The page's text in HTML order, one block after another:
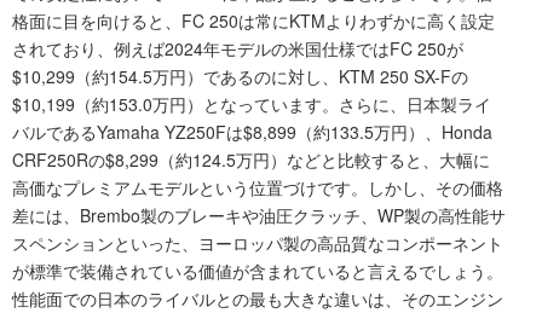
格面に目を向けると、FC 250は常にKTMよりわずかに高く設定
されており、例えば2024年モデルの米国仕様ではFC 250が
$10,299（約154.5万円）であるのに対し、KTM 250 SX-Fの
$10,199（約153.0万円）となっています。さらに、日本製ライ
バルであるYamaha YZ250Fは$8,899（約133.5万円）、Honda
CRF250Rの$8,299（約124.5万円）などと比較すると、大幅に
高価なプレミアムモデルという位置づけです。しかし、その価格
差には、Brembo製のブレーキや油圧クラッチ、WP製の高性能サ
スペンションといった、ヨーロッパ製の高品質なコンポーネント
が標準で装備されている価値が含まれていると言えるでしょう。
性能面での日本のライバルとの最も大きな違いは、そのエンジン